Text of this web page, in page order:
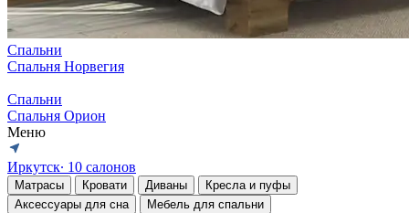
Спальни
Спальня Норвегия
Спальни
Спальня Орион
Меню
Иркутск∙ 10 салонов
Матрасы Кровати Диваны
Кресла и пуфы
Аксессуары для сна
Мебель для спальни